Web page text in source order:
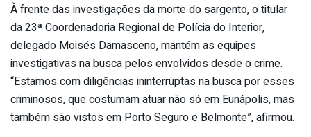
À frente das investigações da morte do sargento, o titular
da 23ª Coordenadoria Regional de Polícia do Interior,
delegado Moisés Damasceno, mantém as equipes
investigativas na busca pelos envolvidos desde o crime.
“Estamos com diligências ininterruptas na busca por esses
criminosos, que costumam atuar não só em Eunápolis, mas
também são vistos em Porto Seguro e Belmonte”, afirmou.